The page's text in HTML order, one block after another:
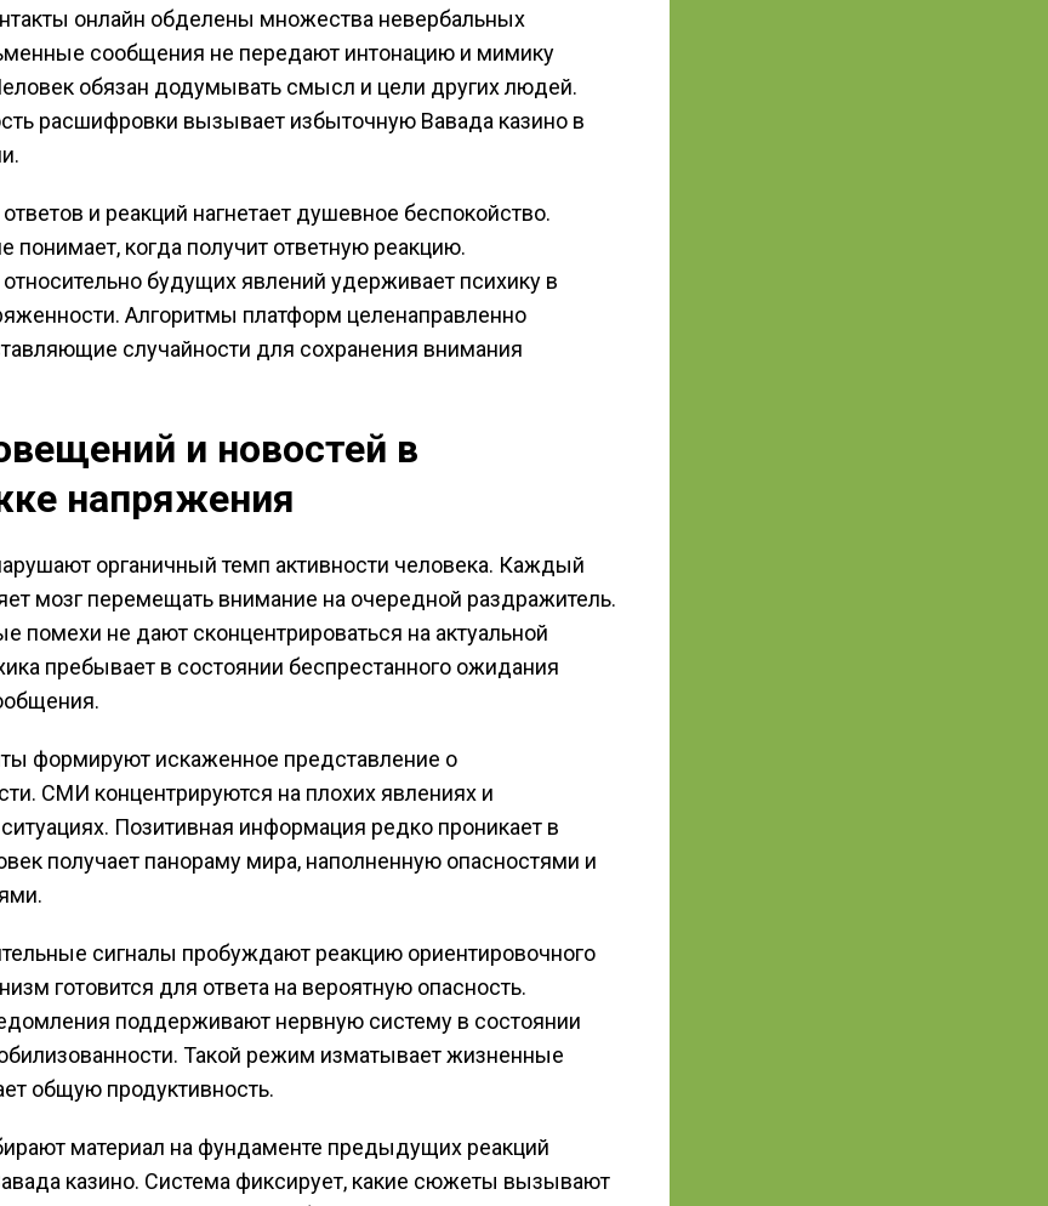
онлайн обделены множества невербальных
сообщения не передают интонацию и мимику
обязан додумывать смысл и цели других людей.
расшифровки вызывает избыточную Вавада казино в
и реакций нагнетает душевное беспокойство.
понимает, когда получит ответную реакцию.
будущих явлений удерживает психику в
Алгоритмы платформ целенаправленно
случайности для сохранения внимания
и новостей в
напряжения
органичный темп активности человека. Каждый
мозг перемещать внимание на очередной раздражитель.
помехи не дают сконцентрироваться на актуальной
пребывает в состоянии беспрестанного ожидания
формируют искаженное представление о
СМИ концентрируются на плохих явлениях и
Позитивная информация редко проникает в
получает панораму мира, наполненную опасностями и
сигналы пробуждают реакцию ориентировочного
готовится для ответа на вероятную опасность.
поддерживают нервную систему в состоянии
Такой режим изматывает жизненные
общую продуктивность.
материал на фундаменте предыдущих реакций
казино. Система фиксирует, какие сюжеты вызывают